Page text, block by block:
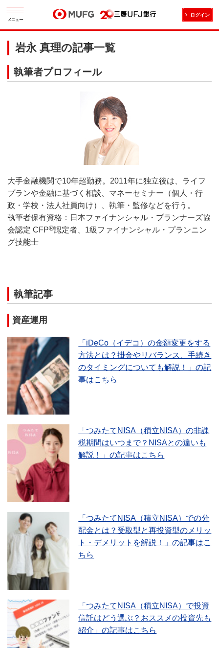
メニュー
ログイン
岩永 真理の記事一覧
執筆者プロフィール
大手金融機関で10年超勤務。2011年に独立後は、ライフ
プランや金融に基づく相談、マネーセミナー（個人・行
政・学校・法人社員向け）、執筆・監修などを行う。
執筆者保有資格：日本ファイナンシャル・プランナーズ協
会認定 CFP®認定者、1級ファイナンシャル・プランニン
グ技能士
執筆記事
資産運用
「iDeCo（イデコ）の金額変更をする
方法とは？掛金やリバランス、手続き
のタイミングについても解説！」の記
事はこちら
「つみたてNISA（積立NISA）の非課
税期間はいつまで？NISAとの違いも
解説！」の記事はこちら
「つみたてNISA（積立NISA）での分
配金とは？受取型と再投資型のメリッ
ト・デメリットを解説！」の記事はこ
ちら
「つみたてNISA（積立NISA）で投資
信託はどう選ぶ？おススメの投資先も
紹介」の記事はこちら